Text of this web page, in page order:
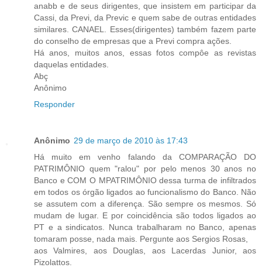
anabb e de seus dirigentes, que insistem em participar da
Cassi, da Previ, da Previc e quem sabe de outras entidades
similares. CANAEL. Esses(dirigentes) também fazem parte
do conselho de empresas que a Previ compra ações.
Há anos, muitos anos, essas fotos compôe as revistas
daquelas entidades.
Abç
Anônimo
Responder
Anônimo 29 de março de 2010 às 17:43
Há muito em venho falando da COMPARAÇÃO DO
PATRIMÔNIO quem "ralou" por pelo menos 30 anos no
Banco e COM O MPATRIMÔNIO dessa turma de infiltrados
em todos os órgão ligados ao funcionalismo do Banco. Não
se assutem com a diferença. São sempre os mesmos. Só
mudam de lugar. E por coincidência são todos ligados ao
PT e a sindicatos. Nunca trabalharam no Banco, apenas
tomaram posse, nada mais. Pergunte aos Sergios Rosas,
aos Valmires, aos Douglas, aos Lacerdas Junior, aos
Pizolattos.